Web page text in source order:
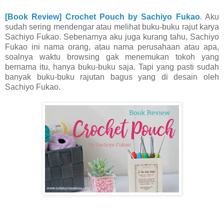
[Book Review] Crochet Pouch by Sachiyo Fukao. Aku
sudah sering mendengar atau melihat buku-buku rajut karya
Sachiyo Fukao. Sebenarnya aku juga kurang tahu, Sachiyo
Fukao ini nama orang, atau nama perusahaan atau apa,
soalnya waktu browsing gak menemukan tokoh yang
bernama itu, hanya buku-buku saja. Tapi yang pasti sudah
banyak buku-buku rajutan bagus yang di desain oleh
Sachiyo Fukao.